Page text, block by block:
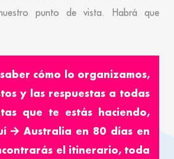
punto de vista. Habrá que
cómo lo organizamos,
y las respuestas a todas
que te estás haciendo,
Australia en 80 días en
el itinerario, toda